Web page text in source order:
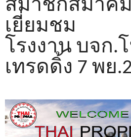
สมาชิกสมาคม
เยี่ยมชม
โรงงาน บจก.
เทรดดิ้ง 7 พย